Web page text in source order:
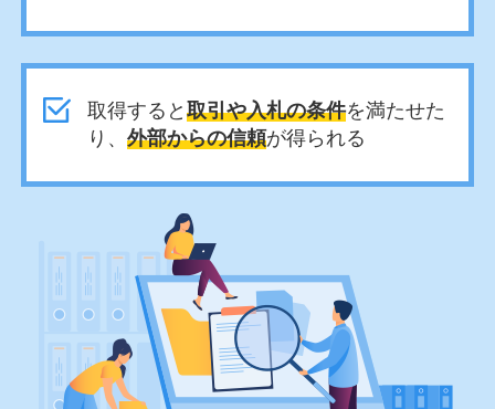
取得すると 取引や入札の条件を満たせた
り、 外部からの信頼が得られる